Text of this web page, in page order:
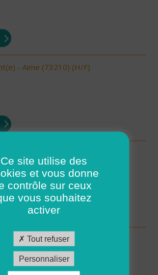
- Aime (73210) (H/F)
- Mimizan (H/F)
- Labouheyre (H/F)
Ce site utilise des
et vous donne
contrôle sur ceux
vous souhaitez
activer
Tout refuser
Personnaliser